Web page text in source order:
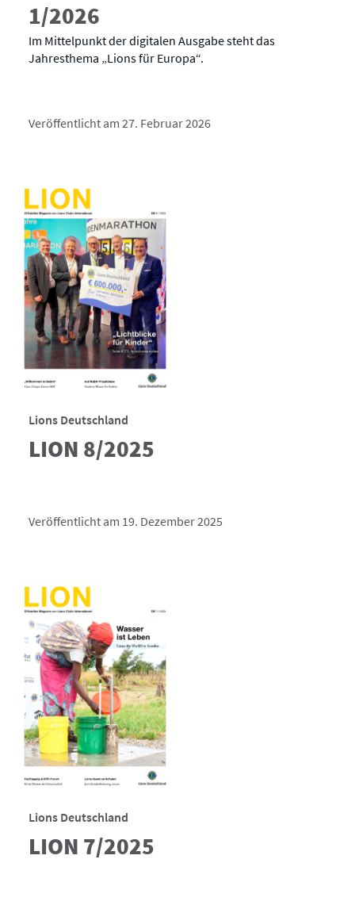
1/2026
Im Mittelpunkt der digitalen Ausgabe steht das
Jahresthema „Lions für Europa“.
Veröffentlicht am 27. Februar 2026
Lions Deutschland
LION 8/2025
Veröffentlicht am 19. Dezember 2025
Lions Deutschland
LION 7/2025